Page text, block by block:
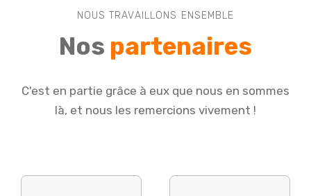
NOUS TRAVAILLONS ENSEMBLE
Nos partenaires
C'est en partie grâce à eux que nous en sommes
là, et nous les remercions vivement !